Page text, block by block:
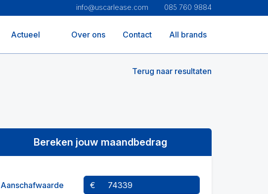
info@uscarlease.com 085 760 9884
Actueel Over ons Contact All brands
Terug naar resultaten
Bereken jouw maandbedrag
Aanschafwaarde €